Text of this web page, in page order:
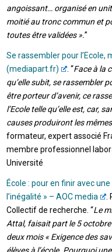
angoissant… organisé en
moitié au tronc commun et
toutes être validées ».”
Se rassembler pour l’Ecole,
(mediapart.fr)
. “Face à la
qu’elle subit, se rassembler
être porteur d’avenir, ce
l’Ecole telle qu’elle est, car,
causes produiront les
formateur, expert associé
membre professionnel
Université
École : pour en finir avec
l’inégalité » – AOC media
Collectif de recherche. “Le
Attal, faisait part le 5
deux mois « Exigence des
élèves à l’école. Pourquoi